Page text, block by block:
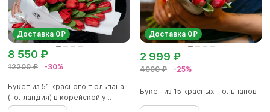
Доставка 0₽
12200 ₽ -30%
8 550 ₽
Букет из 51 красного тюльпана
(Голландия) в корейской у...
Доставка 0₽
4000 ₽ -25%
2 999 ₽
Букет из 15 красных тюльпанов